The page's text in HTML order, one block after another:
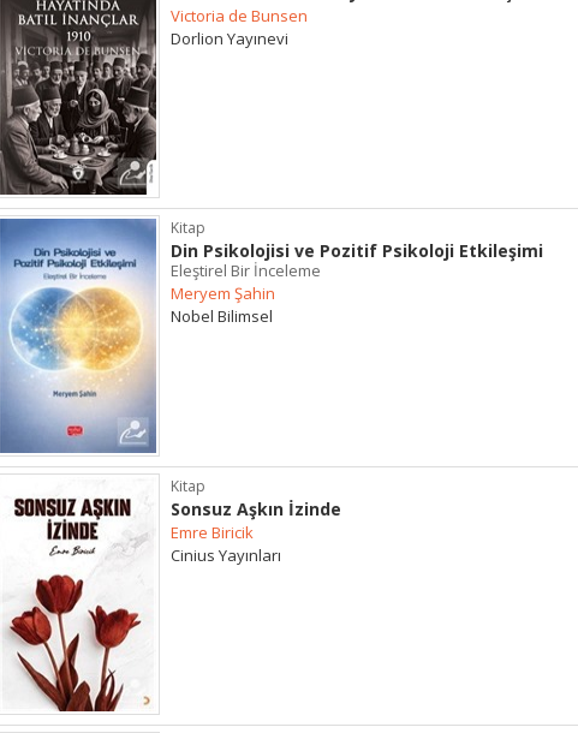
Victoria de Bunsen
Dorlion Yayınevi
Kitap
Din Psikolojisi ve Pozitif Psikoloji Etkileşimi
Eleştirel Bir İnceleme
Meryem Şahin
Nobel Bilimsel
Kitap
Sonsuz Aşkın İzinde
Emre Biricik
Cinius Yayınları